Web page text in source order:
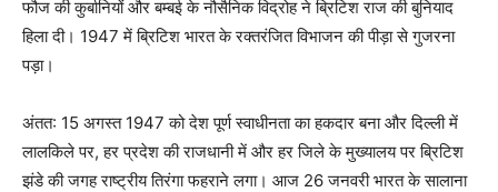
फौज की कुर्बानियों और बम्बई के नौसैनिक विद्रोह ने ब्रिटिश राज की बुनियाद
हिला दी। 1947 में ब्रिटिश भारत के रक्तरंजित विभाजन की पीड़ा से गुजरना
पड़ा।
अंतत: 15 अगस्त 1947 को देश पूर्ण स्वाधीनता का हकदार बना और दिल्ली में
लालकिले पर, हर प्रदेश की राजधानी में और हर जिले के मुख्यालय पर ब्रिटिश
झंडे की जगह राष्ट्रीय तिरंगा फहराने लगा। आज 26 जनवरी भारत के सालाना